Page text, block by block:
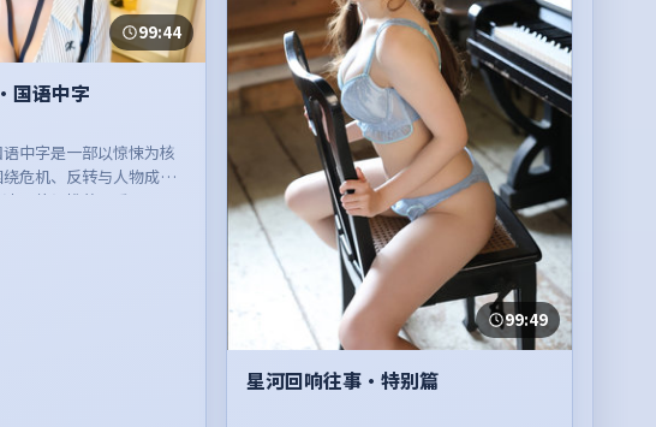
99:44
国语中字
中字是一部以惊悚为核
危机、反转与人物成长
，值得推荐观看。
99:49
星河回响往事·特别篇